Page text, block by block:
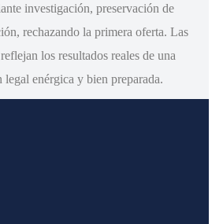
investigación, preservación de
rechazando la primera oferta. Las
los resultados reales de una
legal enérgica y bien preparada.